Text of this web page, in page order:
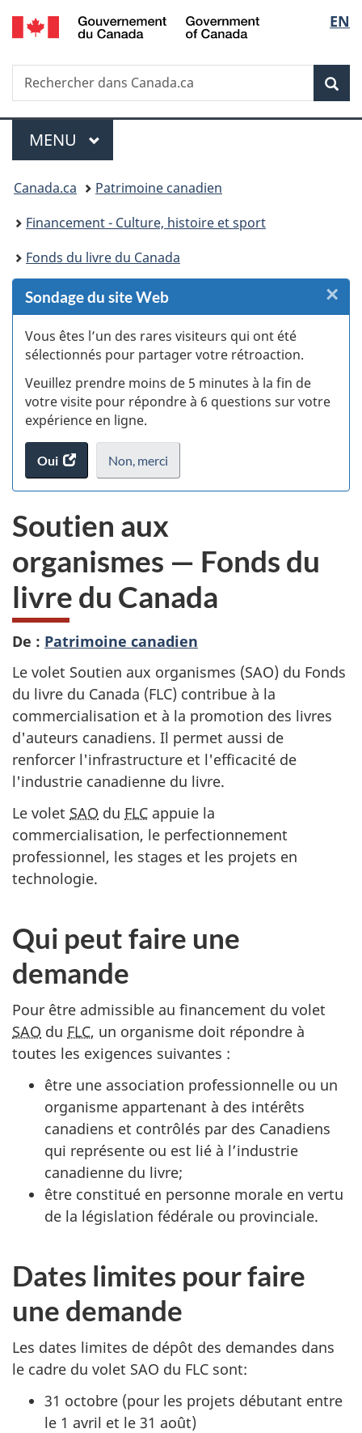
Passer
au
des
Passer
au
principal
Passer
à
Au
du
Passer
à
version
simplifiée
de
la
EN
Recherche
Rechercher
dans
Menu
MENU PRINCIPAL
Vous
êtes
ici :
Canada.ca
Patrimoine canadien
Financement - Culture, histoire et sport
Fonds du livre du Canada
Sondage du site Web
Vous êtes l’un des rares visiteurs qui ont été
sélectionnés pour partager votre rétroaction.
Veuillez prendre moins de 5 minutes à la fin de
votre visite pour répondre à 6 questions sur votre
expérience en ligne.
Oui
accéder
au
Non, je
ne
participer
au
sondage
du
site
merci
×
Soutien aux
organismes — Fonds du
livre du Canada
De : Patrimoine canadien
Le volet Soutien aux organismes (SAO) du Fonds
du livre du Canada (FLC) contribue à la
commercialisation et à la promotion des livres
d'auteurs canadiens. Il permet aussi de
renforcer l'infrastructure et l'efficacité de
l'industrie canadienne du livre.
Le volet SAO du FLC appuie la
commercialisation, le perfectionnement
professionnel, les stages et les projets en
technologie.
Qui peut faire une
demande
Pour être admissible au financement du volet
SAO du FLC, un organisme doit répondre à
toutes les exigences suivantes :
être une association professionnelle ou un
organisme appartenant à des intérêts
canadiens et contrôlés par des Canadiens
qui représente ou est lié à l’industrie
canadienne du livre;
être constitué en personne morale en vertu
de la législation fédérale ou provinciale.
Dates limites pour faire
une demande
Les dates limites de dépôt des demandes dans
le cadre du volet SAO du FLC sont:
31 octobre (pour les projets débutant entre
le 1 avril et le 31 août)